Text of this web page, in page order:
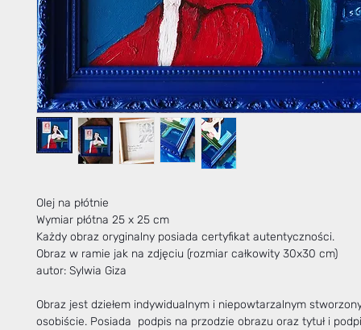
Olej na płótnie
Wymiar płótna 25 x 25 cm
Każdy obraz oryginalny posiada certyfikat autentyczności.
Obraz w ramie jak na zdjęciu (rozmiar całkowity 30x30 cm)
autor: Sylwia Giza
Obraz jest dziełem indywidualnym i niepowtarzalnym
osobiście. Posiada podpis na przodzie obrazu oraz tytuł i